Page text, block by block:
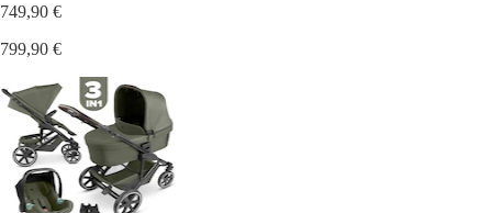
749,90 €
799,90 €